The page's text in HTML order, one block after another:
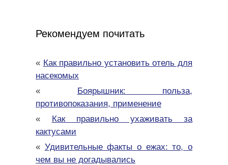
Рекомендуем почитать
« Как правильно установить отель для
насекомых
« Боярышник: польза,
противопоказания, применение
« Как правильно ухаживать за
кактусами
« Удивительные факты о ежах: то, о
чем вы не догадывались